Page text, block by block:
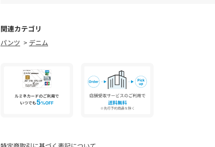
【仕様】
・ポケット数：横×2 後×2
・裏地なし
※この商品は、汗や雨などで湿った状態や摩擦により色移りするこ
ます。
※この商品は、日光や照明を長時間受けますと変色の恐れがありま
ご着用および保管の際はご注意下さい。
関連カテゴリ
パンツ デニム